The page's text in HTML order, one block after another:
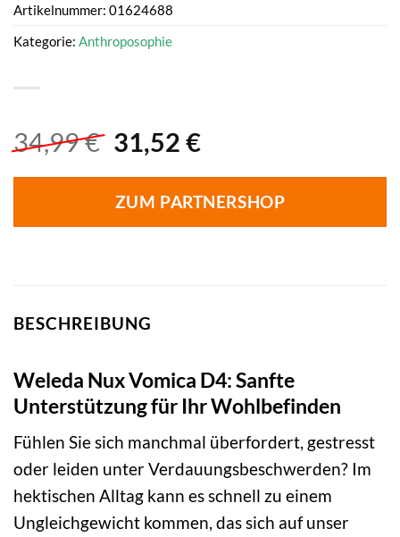
34,99€ Ursprünglicher
Preis
war:
34,99 €
31,52 €Aktueller
ist:
31,52 €.
ZUM PARTNERSHOP
Artikelnummer: 01624688
Kategorie: Anthroposophie
BESCHREIBUNG
Weleda Nux Vomica D4: Sanfte
Unterstützung für Ihr Wohlbefinden
Fühlen Sie sich manchmal überfordert, gestresst
oder leiden unter Verdauungsbeschwerden? Im
hektischen Alltag kann es schnell zu einem
Ungleichgewicht kommen, das sich auf unser